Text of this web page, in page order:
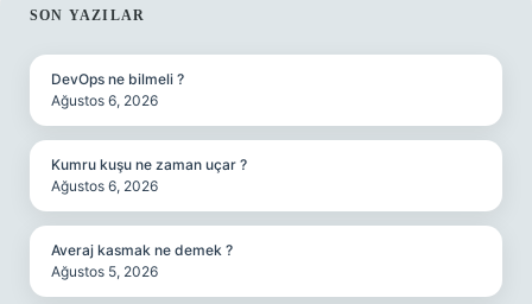
SIDEBAR
SON YAZILAR
DevOps ne bilmeli ?
Ağustos 6, 2026
Kumru kuşu ne zaman uçar ?
Ağustos 6, 2026
Averaj kasmak ne demek ?
Ağustos 5, 2026